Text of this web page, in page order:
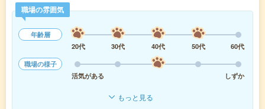
職場の雰囲気
年齢層
20代
30代 40代 50代
60代
職場の様子
活気がある
しずか
もっと見る